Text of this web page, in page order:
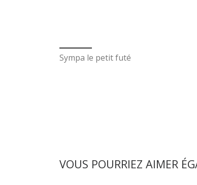
Sympa le petit futé
VOUS POURRIEZ AIMER